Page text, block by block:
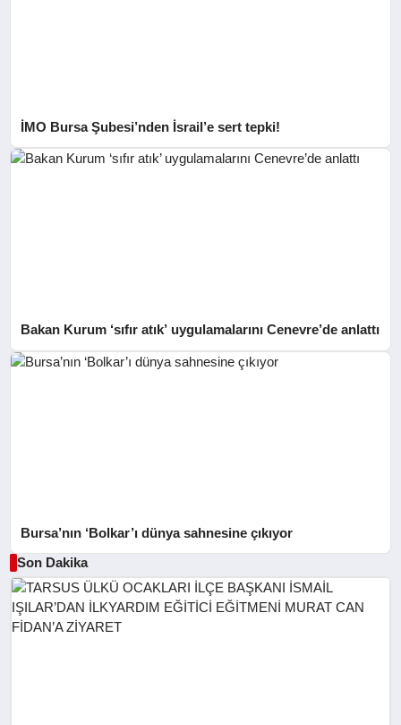
İMO Bursa Şubesi’nden İsrail’e sert tepki!
Bakan Kurum ‘sıfır atık’ uygulamalarını Cenevre’de anlattı
Bursa’nın ‘Bolkar’ı dünya sahnesine çıkıyor
Son Dakika